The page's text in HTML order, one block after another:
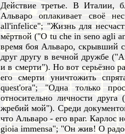
Действие третье. В Италии,
Альваро оплакивает своё
all'infelice"; "Жизнь для
мёртвой ("O tu che in seno agli
время боя Альваро, скрывший
друг другу в вечной дружбе
и в смерти"). Но вот серьёзно
его смерти уничтожить
quest'ora"; "Одна только
относительно личности
жребий мой"). Среди
что Альваро - его враг. Карлос
gioia immensa"; "Он жив! О